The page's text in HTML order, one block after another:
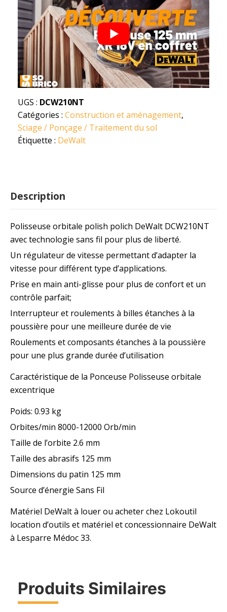
UGS : DCW210NT
Catégories : Construction et aménagement,
Sciage / Ponçage / Traitement du sol
Étiquette : DeWalt
Description
Polisseuse orbitale polish polich DeWalt DCW210NT
avec technologie sans fil pour plus de liberté.
Un régulateur de vitesse permettant d’adapter la
vitesse pour différent type d’applications.
Prise en main anti-glisse pour plus de confort et un
contrôle parfait;
Interrupteur et roulements à billes étanches à la
poussière pour une meilleure durée de vie
Roulements et composants étanches à la poussière
pour une plus grande durée d’utilisation
Caractéristique de la Ponceuse Polisseuse orbitale
excentrique
Poids: 0.93 kg
Orbites/min 8000-12000 Orb/min
Taille de l’orbite 2.6 mm
Taille des abrasifs 125 mm
Dimensions du patin 125 mm
Source d’énergie Sans Fil
Matériel DeWalt à louer ou acheter chez Lokoutil
location d’outils et matériel et concessionnaire DeWalt
à Lesparre Médoc 33.
Produits Similaires